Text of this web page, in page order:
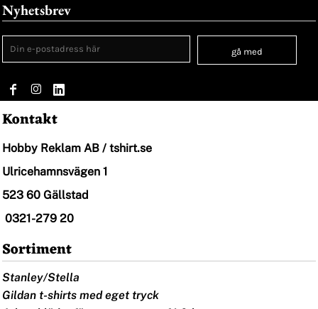
Nyhetsbrev
gå med
Kontakt
Hobby Reklam AB / tshirt.se
Ulricehamnsvägen 1
523 60 Gällstad
0321-279 20
Sortiment
Stanley/Stella
Gildan t-shirts med eget tryck